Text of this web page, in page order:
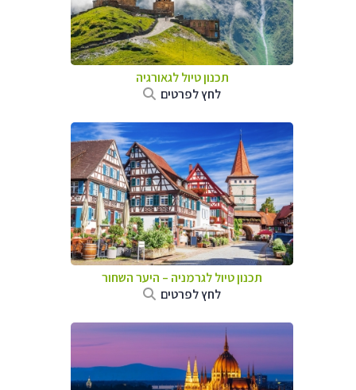
תכנון טיול לגאורגיה
לחץ לפרטים
תכנון טיול לגרמניה – היער השחור
לחץ לפרטים